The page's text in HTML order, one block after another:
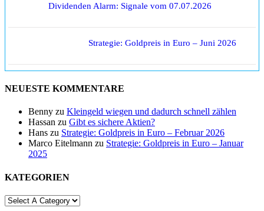
Dividenden Alarm: Signale vom 07.07.2026
Strategie: Goldpreis in Euro – Juni 2026
NEUESTE KOMMENTARE
Benny zu Kleingeld wiegen und dadurch schnell zählen
Hassan zu Gibt es sichere Aktien?
Hans zu Strategie: Goldpreis in Euro – Februar 2026
Marco Eitelmann zu Strategie: Goldpreis in Euro – Januar
2025
KATEGORIEN